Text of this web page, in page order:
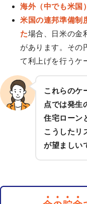
海外（中でも米国
米国の連邦準備制
た場合、日米の金
があります。その
て利上げを行うケ
これらのケ
点では発生
住宅ローン
こうしたリ
が望ましい